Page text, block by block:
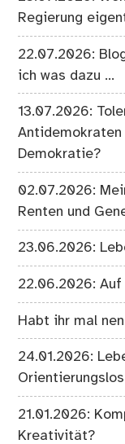
Regierung
22.07.2026:
ich was dazu …
13.07.2026:
Antidemokraten
Demokratie?
02.07.2026:
Renten und
23.06.2026:
22.06.2026:
Habt ihr mal
24.01.2026:
21.01.2026:
Kreativität?